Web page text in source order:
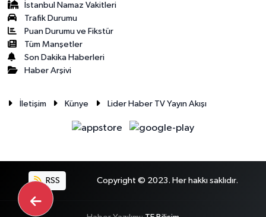
İstanbul Namaz Vakitleri
Trafik Durumu
Puan Durumu ve Fikstür
Tüm Manşetler
Son Dakika Haberleri
Haber Arşivi
İletişim Künye Lider Haber TV Yayın Akışı
RSS Copyright © 2023. Her hakkı saklıdır.